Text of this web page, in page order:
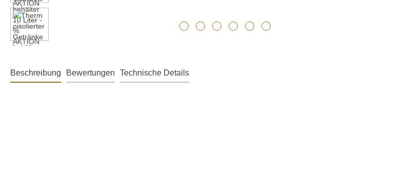
Beschreibung Bewertungen Technische Details